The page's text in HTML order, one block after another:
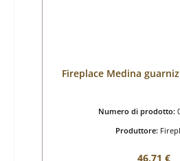
Fireplace Medina
Numero di prodotto:
Produttore:
Prezzo
46,71 €